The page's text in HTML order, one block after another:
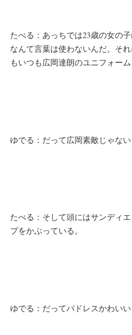
たべる：あっちでは23歳の女の
なんて言葉は使わないんだ。そ
もいつも広岡達朗のユニフォー
ゆでる：だって広岡素敵じゃない
たべる：そして頭にはサンディ
プをかぶっている。
ゆでる：だってパドレスかわいい